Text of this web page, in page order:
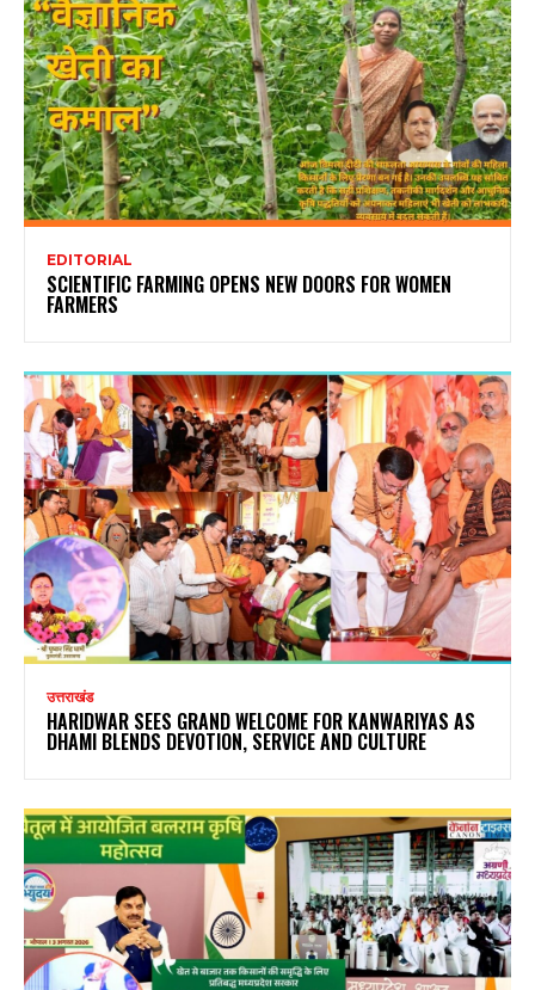
EDITORIAL
SCIENTIFIC FARMING OPENS NEW DOORS FOR WOMEN
FARMERS
उत्तराखंड
HARIDWAR SEES GRAND WELCOME FOR KANWARIYAS AS
DHAMI BLENDS DEVOTION, SERVICE AND CULTURE